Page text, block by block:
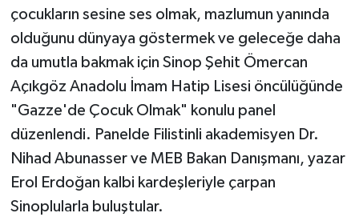
çocukların sesine ses olmak, mazlumun yanında
olduğunu dünyaya göstermek ve geleceğe daha
da umutla bakmak için Sinop Şehit Ömercan
Açıkgöz Anadolu İmam Hatip Lisesi öncülüğünde
"Gazze'de Çocuk Olmak" konulu panel
düzenlendi. Panelde Filistinli akademisyen Dr.
Nihad Abunasser ve MEB Bakan Danışmanı, yazar
Erol Erdoğan kalbi kardeşleriyle çarpan
Sinoplularla buluştular.